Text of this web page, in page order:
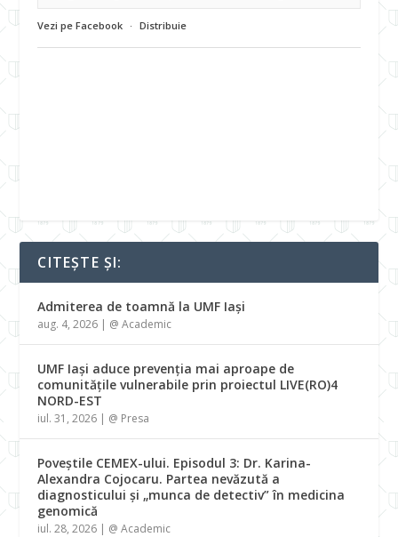
Vezi pe Facebook · Distribuie
CITEȘTE ȘI:
Admiterea de toamnă la UMF Iași
aug. 4, 2026 | @ Academic
UMF Iași aduce prevenția mai aproape de
comunitățile vulnerabile prin proiectul LIVE(RO)4
NORD-EST
iul. 31, 2026 | @ Presa
Poveștile CEMEX-ului. Episodul 3: Dr. Karina-
Alexandra Cojocaru. Partea nevăzută a
diagnosticului și „munca de detectiv” în medicina
genomică
iul. 28, 2026 | @ Academic